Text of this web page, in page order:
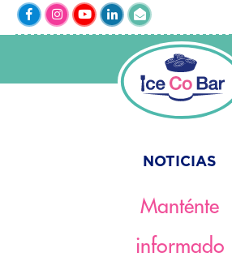
NOTICIAS
Manténte
informado